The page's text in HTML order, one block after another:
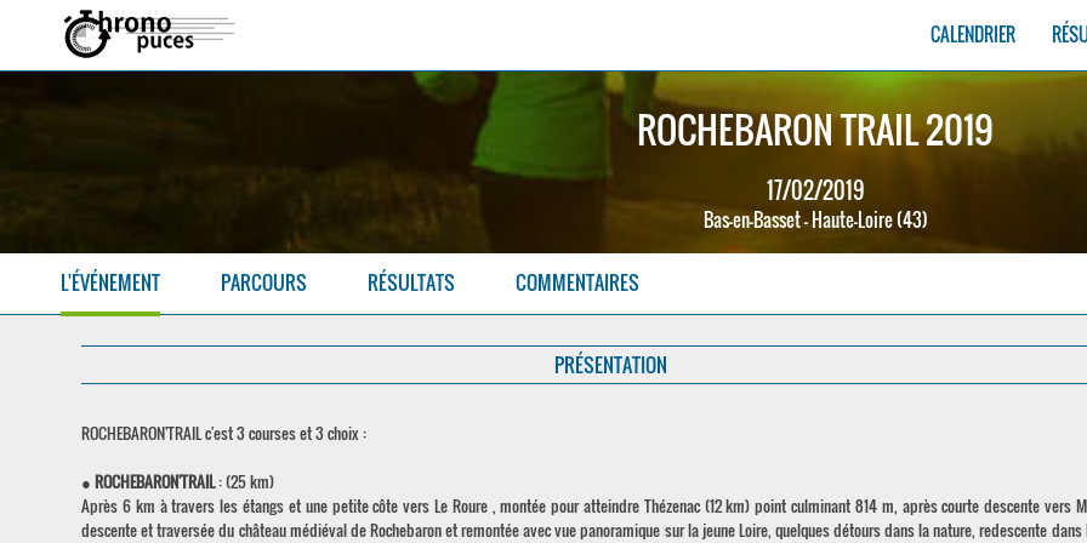
CALENDRIER
ROCHEBARON TRAIL 2019
17/02/2019
Bas-en-Basset - Haute-Loire (43)
L'ÉVÉNEMENT PARCOURS RÉSULTATS COMMENTAIRES
PRÉSENTATION
ROCHEBARON'TRAIL c'est 3 courses et 3 choix :
●ROCHEBARON'TRAIL: (25 km)
Après 6 km à travers les étangs et une petite côte vers Le Roure , montée pour atteindre Thézenac (12 km) point culminant 814 m, après courte descente vers
descente et traversée du château médiéval de Rochebaron et remontée avec vue panoramique sur la jeune Loire, quelques détours dans la nature, redescente dans